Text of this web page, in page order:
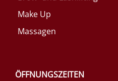
Make Up
Massagen
ÖFFNUNGSZEITEN